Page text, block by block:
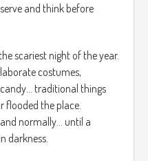
and think before
scariest night of the year.
costumes,
traditional things
flooded the place.
normally... until a
darkness.